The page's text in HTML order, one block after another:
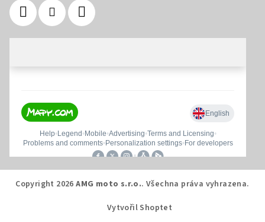
Copyright 2026AMG moto s.r.o.. Všechna práva vyhrazena.
Vytvořil Shoptet